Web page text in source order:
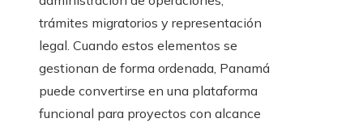
trámites migratorios y representación
legal. Cuando estos elementos se
gestionan de forma ordenada, Panamá
puede convertirse en una plataforma
funcional para proyectos con alcance